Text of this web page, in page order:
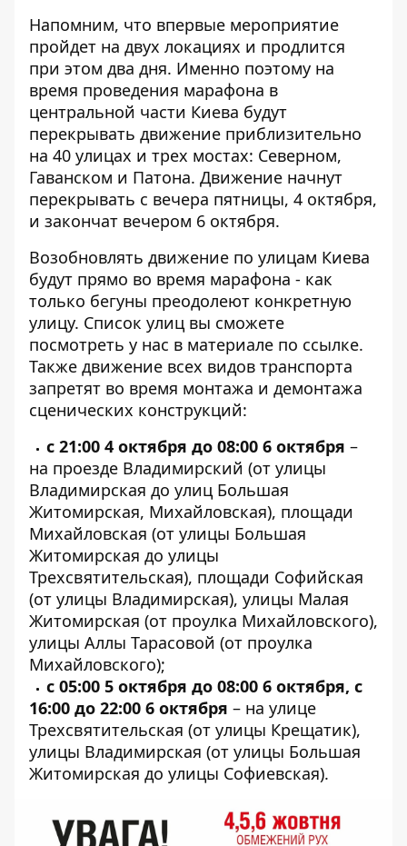
Напомним, что впервые мероприятие
пройдет на двух локациях и продлится
при этом два дня. Именно поэтому на
время проведения марафона в
центральной части Киева будут
перекрывать движение приблизительно
на 40 улицах и трех мостах: Северном,
Гаванском и Патона. Движение начнут
перекрывать с вечера пятницы, 4 октября,
и закончат вечером 6 октября.
Возобновлять движение по улицам Киева
будут прямо во время марафона - как
только бегуны преодолеют конкретную
улицу. Список улиц вы сможете
посмотреть у нас в материале по ссылке.
Также движение всех видов транспорта
запретят во время монтажа и демонтажа
сценических конструкций:
с 21:00 4 октября до 08:00 6 октября –
на проезде Владимирский (от улицы
Владимирская до улиц Большая
Житомирская, Михайловская), площади
Михайловская (от улицы Большая
Житомирская до улицы
Трехсвятительская), площади Софийская
(от улицы Владимирская), улицы Малая
Житомирская (от проулка Михайловского),
улицы Аллы Тарасовой (от проулка
Михайловского);
с 05:00 5 октября до 08:00 6 октября, с
16:00 до 22:00 6 октября – на улице
Трехсвятительская (от улицы Крещатик),
улицы Владимирская (от улицы Большая
Житомирская до улицы Софиевская).